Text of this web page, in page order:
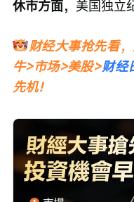
休市方面， 美国独⽴
财经大事抢先看
牛>市场>美股>财经
先机！